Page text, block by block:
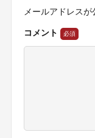
メールアドレスが
コメント